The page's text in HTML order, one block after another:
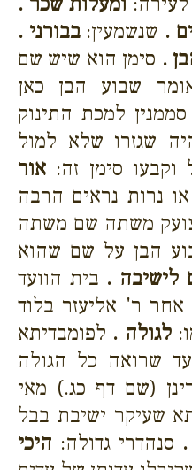
. שנשמעין:בבורני .
. סימן הוא שיש שם
שבוע הבן כאן
למכת התינוק
שגזרו שלא למול
וקבעו סימן זה: אור
נרות נראים הרבה
משתה שם משתה
הבן על שם שהוא
לישיבה . בית הוועד
אחר ר' אליעזר בלוד
לגולה . לפומבדיתא
שרואה כל הגולה
(שם דף כג.) מאי
שעיקר ישיבת בבל
סנהדרי גדולה: היכי